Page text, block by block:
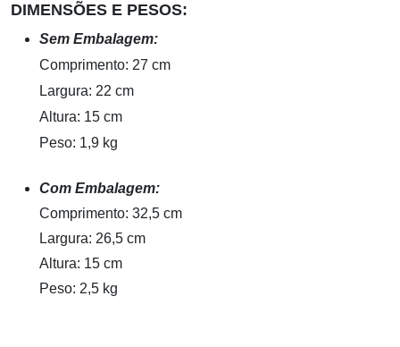
DIMENSÕES E PESOS:
Sem Embalagem:
Comprimento: 27 cm
Largura: 22 cm
Altura: 15 cm
Peso: 1,9 kg
Com Embalagem:
Comprimento: 32,5 cm
Largura: 26,5 cm
Altura: 15 cm
Peso: 2,5 kg